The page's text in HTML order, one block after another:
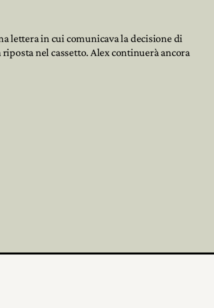
lettera in cui comunicava la decisione di
nel cassetto. Alex continuerà ancora